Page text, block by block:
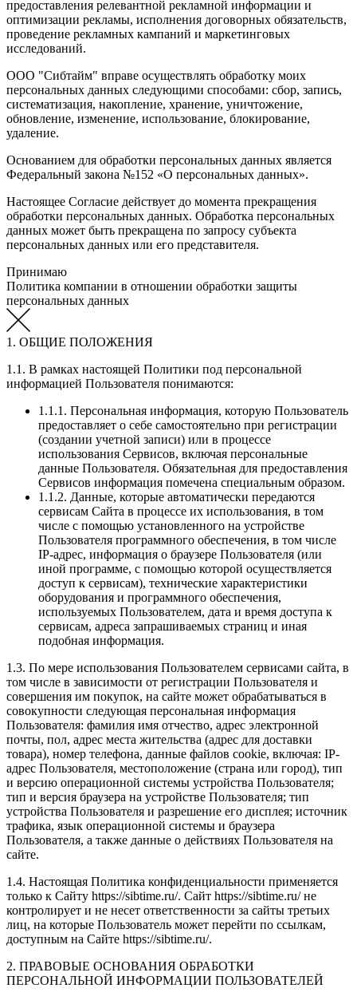
предоставления релевантной рекламной информации и
оптимизации рекламы, исполнения договорных обязательств,
проведение рекламных кампаний и маркетинговых
исследований.
ООО "Сибтайм" вправе осуществлять обработку моих
персональных данных следующими способами: сбор, запись,
систематизация, накопление, хранение, уничтожение,
обновление, изменение, использование, блокирование,
удаление.
Основанием для обработки персональных данных является
Федеральный закона №152 «О персональных данных».
Настоящее Согласие действует до момента прекращения
обработки персональных данных. Обработка персональных
данных может быть прекращена по запросу субъекта
персональных данных или его представителя.
Принимаю
Политика компании в отношении обработки защиты
персональных данных
1. ОБЩИЕ ПОЛОЖЕНИЯ
1.1. В рамках настоящей Политики под персональной
информацией Пользователя понимаются:
1.1.1. Персональная информация, которую Пользователь
предоставляет о себе самостоятельно при регистрации
(создании учетной записи) или в процессе
использования Сервисов, включая персональные
данные Пользователя. Обязательная для предоставления
Сервисов информация помечена специальным образом.
1.1.2. Данные, которые автоматически передаются
сервисам Сайта в процессе их использования, в том
числе с помощью установленного на устройстве
Пользователя программного обеспечения, в том числе
IP-адрес, информация о браузере Пользователя (или
иной программе, с помощью которой осуществляется
доступ к сервисам), технические характеристики
оборудования и программного обеспечения,
используемых Пользователем, дата и время доступа к
сервисам, адреса запрашиваемых страниц и иная
подобная информация.
1.3. По мере использования Пользователем сервисами сайта, в
том числе в зависимости от регистрации Пользователя и
совершения им покупок, на сайте может обрабатываться в
совокупности следующая персональная информация
Пользователя: фамилия имя отчество, адрес электронной
почты, пол, адрес места жительства (адрес для доставки
товара), номер телефона, данные файлов cookie, включая: IP-
адрес Пользователя, местоположение (страна или город), тип
и версию операционной системы устройства Пользователя;
тип и версия браузера на устройстве Пользователя; тип
устройства Пользователя и разрешение его дисплея; источник
трафика, язык операционной системы и браузера
Пользователя, а также данные о действиях Пользователя на
сайте.
1.4. Настоящая Политика конфиденциальности применяется
только к Сайту https://sibtime.ru/. Сайт https://sibtime.ru/ не
контролирует и не несет ответственности за сайты третьих
лиц, на которые Пользователь может перейти по ссылкам,
доступным на Сайте https://sibtime.ru/.
2. ПРАВОВЫЕ ОСНОВАНИЯ ОБРАБОТКИ
ПЕРСОНАЛЬНОЙ ИНФОРМАЦИИ ПОЛЬЗОВАТЕЛЕЙ